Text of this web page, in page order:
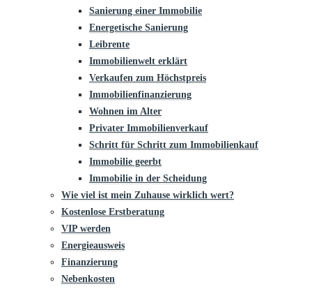
Sanierung einer Immobilie
Energetische Sanierung
Leibrente
Immobilienwelt erklärt
Verkaufen zum Höchstpreis
Immobilienfinanzierung
Wohnen im Alter
Privater Immobilienverkauf
Schritt für Schritt zum Immobilienkauf
Immobilie geerbt
Immobilie in der Scheidung
Wie viel ist mein Zuhause wirklich wert?
Kostenlose Erstberatung
VIP werden
Energieausweis
Finanzierung
Nebenkosten